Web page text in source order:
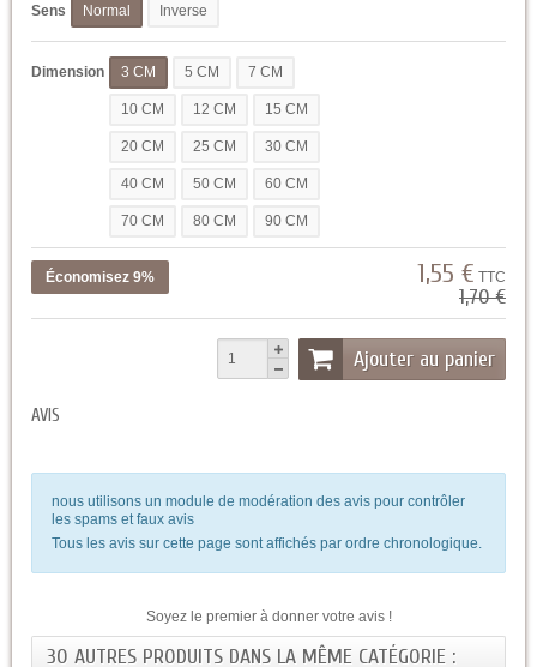
Sens Normal Inverse
Dimension 3 CM 5 CM 7 CM
10 CM 12 CM 15 CM
20 CM 25 CM 30 CM
40 CM 50 CM 60 CM
70 CM 80 CM 90 CM
Économisez 9% 1,55 € TTC
1,70 €
Ajouter au panier
AVIS
nous utilisons un module de modération des avis pour contrôler
les spams et faux avis
Tous les avis sur cette page sont affichés par ordre chronologique.
Soyez le premier à donner votre avis !
30 AUTRES PRODUITS DANS LA MÊME CATÉGORIE :